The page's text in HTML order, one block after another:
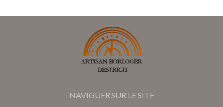
NAVIGUER SUR LE SITE